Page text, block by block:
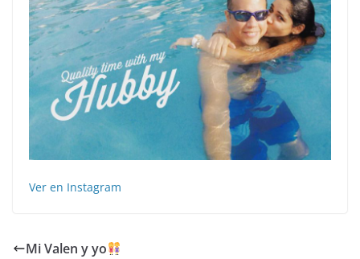
Ver en Instagram
Mi Valen y yo